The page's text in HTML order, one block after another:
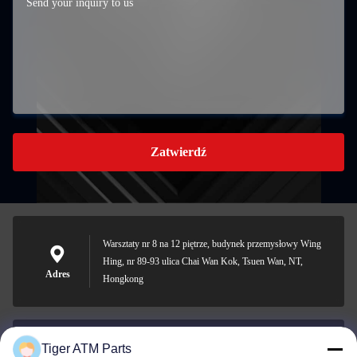
Zatwierdź
Adres
Warsztaty nr 8 na 12 piętrze, budynek przemysłowy Wing
Hing, nr 89-93 ulica Chai Wan Kok, Tsuen Wan, NT,
Hongkong
Tiger ATM Parts